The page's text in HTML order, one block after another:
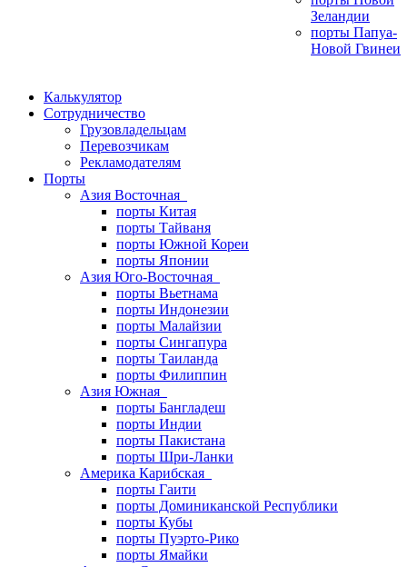
Зеландии
порты Папуа-
Новой Гвинеи
Калькулятор
Сотрудничество
Грузовладельцам
Перевозчикам
Рекламодателям
Порты
Азия Восточная
порты Китая
порты Тайваня
порты Южной Кореи
порты Японии
Азия Юго-Восточная
порты Вьетнама
порты Индонезии
порты Малайзии
порты Сингапура
порты Таиланда
порты Филиппин
Азия Южная
порты Бангладеш
порты Индии
порты Пакистана
порты Шри-Ланки
Америка Карибская
порты Гаити
порты Доминиканской Республики
порты Кубы
порты Пуэрто-Рико
порты Ямайки